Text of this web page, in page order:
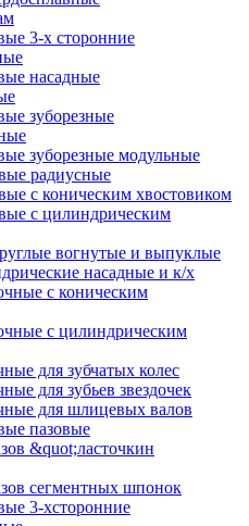
3-х сторонние
насадные
зуборезные
зуборезные модульные
радиусные
с коническим хвостовиком
с цилиндрическим
вогнутые и выпуклые
насадные и к/х
с коническим
с цилиндрическим
для зубчатых колес
для зубьев звездочек
для шлицевых валов
пазовые
&quot;ласточкин
сегментных шпонок
3-хсторонние